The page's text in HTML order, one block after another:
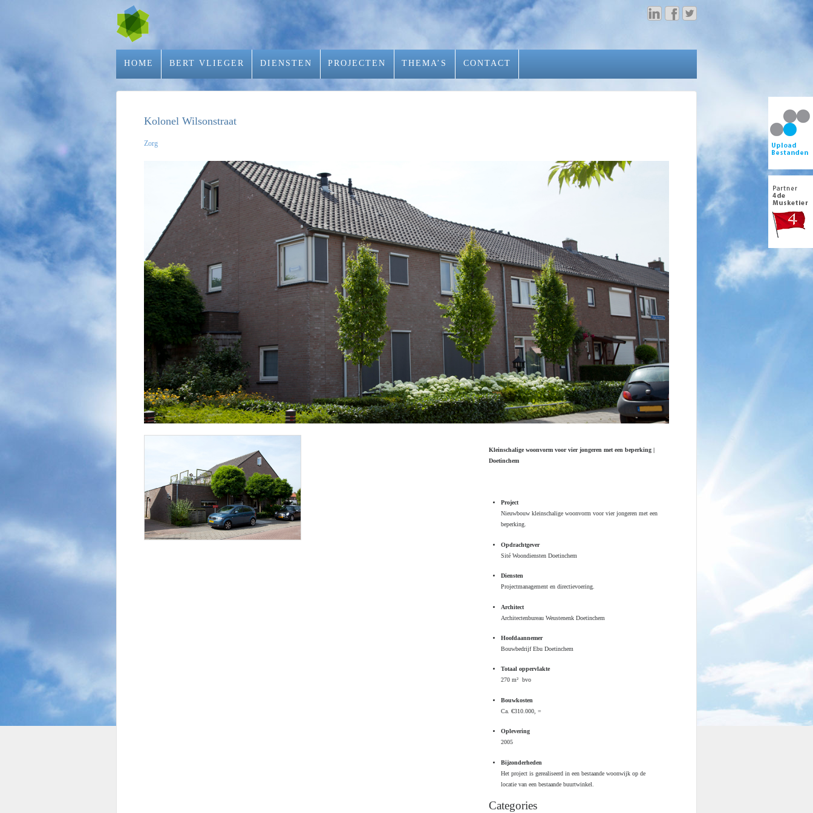
HOME BERT VLIEGER DIENSTEN PROJECTEN THEMA’S CONTACT
Kolonel Wilsonstraat
Zorg
Kleinschalige woonvorm voor vier jongeren met een beperking |
Doetinchem
Project
Nieuwbouw kleinschalige woonvorm voor vier jongeren met een
beperking.
Opdrachtgever
Sité Woondiensten Doetinchem
Diensten
Projectmanagement en directievoering.
Architect
Architectenbureau Weustenenk Doetinchem
Hoofdaannemer
Bouwbedrijf Ebu Doetinchem
Totaal oppervlakte
270 m² bvo
Bouwkosten
Ca. €310.000, =
Oplevering
2005
Bijzonderheden
Het project is gerealiseerd in een bestaande woonwijk op de
locatie van een bestaande buurtwinkel.
Categories